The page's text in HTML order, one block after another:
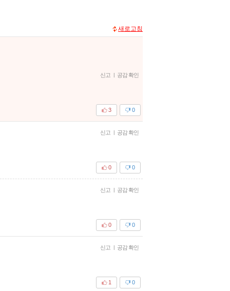
새로고침
신고 | 공감 확인
0
3
신고 | 공감 확인
0
0
신고 | 공감 확인
0
0
신고 | 공감 확인
0
1